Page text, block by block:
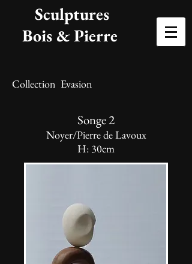
Sculptures
Bois & Pierre
Collection Evasion
Songe 2
Noyer/Pierre de Lavoux
H: 30cm